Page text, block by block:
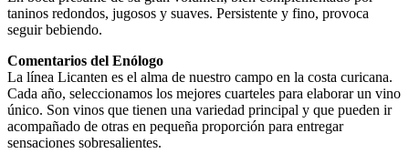
taninos redondos, jugosos y suaves. Persistente y fino, provoca
seguir bebiendo.
Comentarios del Enólogo
La línea Licanten es el alma de nuestro campo en la costa curicana.
Cada año, seleccionamos los mejo­res cuarteles para elaborar un vino
único. Son vinos que tienen una variedad principal y que pueden ir
acompañado de otras en pequeña proporción para entregar
sensaciones sobresalientes.